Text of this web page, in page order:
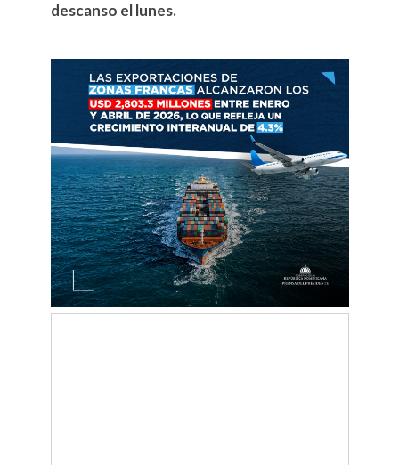
descanso el lunes.